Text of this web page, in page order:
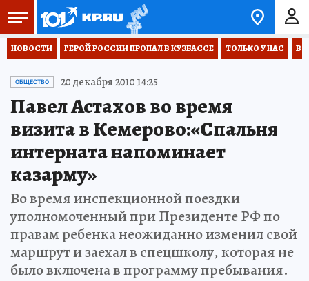
НОВОСТИ ГЕРОЙ РОССИИ ПРОПАЛ В КУЗБАССЕ ТОЛЬКО У НАС
ОБЩЕСТВО 20 декабря 2010 14:25
Павел Астахов во время
визита в Кемерово:«Спальня
интерната напоминает
казарму»
Во время инспекционной поездки
уполномоченный при Президенте РФ по
правам ребенка неожиданно изменил свой
маршрут и заехал в спецшколу, которая не
было включена в программу пребывания.